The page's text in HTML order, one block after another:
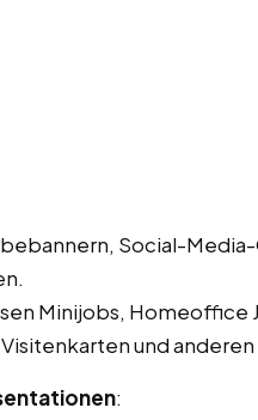
Social-
Minijobs, Homeoffice
und
: